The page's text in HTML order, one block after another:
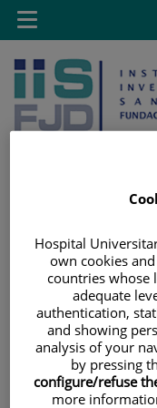
Saltar al contenido
contenido
Toggle
navigation
Hospital
own cookies
countries whose
adequate
authentication,
and showing
analysis of your
by pressing
configure/refuse
more